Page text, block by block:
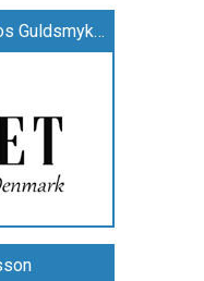
Find alt lige fra feminine Christina smykker til flotte herresmykker hos Guldsmykket.dk